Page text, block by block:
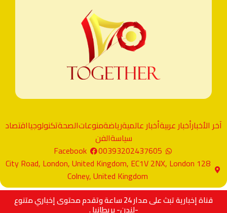
آخر الأخبارأخبار عربيةأخبار عالميةرياضةمنوعاتالصحةتكنولوجيااقتصاد
سياسةالفن
00393202437605
Facebook
128 City Road, London, United Kingdom, EC1V 2NX, London
Colney, United Kingdom
قناة إخبارية تبث على مدار 24 ساعة وتقدم محتوى إخباري متنوع
-لندن- بريطانيا .